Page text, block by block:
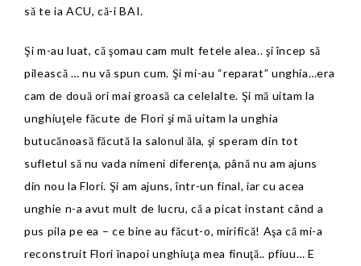
să te ia ACU, că-i BAI.
Şi m-au luat, că şomau cam mult fetele alea.. şi încep să
pilească … nu vă spun cum. Şi mi-au “reparat” unghia…era
cam de două ori mai groasă ca celelalte. Şi mă uitam la
unghiuţele făcute de Flori şi mă uitam la unghia
butucănoasă făcută la salonul ăla, şi speram din tot
sufletul să nu vada nimeni diferenţa, până nu am ajuns
din nou la Flori. Şi am ajuns, într-un final, iar cu acea
unghie n-a avut mult de lucru, că a picat instant când a
pus pila pe ea – ce bine au făcut-o, mirifică! Aşa că mi-a
reconstruit Flori înapoi unghiuţa mea finuţă.. pfiuu… E